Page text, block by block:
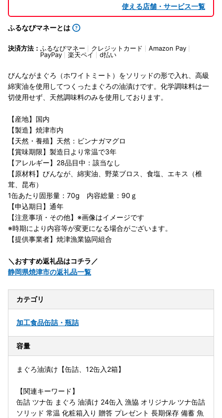
使える店舗・サービス一覧
ふるなびマネーとは
決済方法： ふるなびマネー クレジットカード
Amazon Pay
PayPay
楽天ペイ d払い
びんながまぐろ（ホワイトミート）をソリッドの形で入れ、高級
綿実油を使用してつくったまぐろの油漬けです。化学調味料は一
切使用せず、天然調味料のみを使用しております。
【産地】国内
【製造】焼津市内
【天然・養殖】天然：ビンナガマグロ
【賞味期限】製造日より常温で3年
【アレルギー】28品目中：該当なし
【原材料】びんなが、綿実油、野菜ブロス、食塩、エキス（椎
茸、昆布）
1缶あたり固形量：70g 内容総量：90ｇ
【申込期日】通年
【注意事項・その他】※画像はイメージです
※時期により内容等が変更になる場合がございます。
【提供事業者】焼津漁業協同組合
＼おすすめ返礼品はコチラ／
静岡県焼津市の返礼品一覧
カテゴリ
加工食品缶詰・瓶詰
容量
まぐろ油漬け【缶詰、12缶入2箱】
【関連キーワード】
缶詰 ツナ缶 まぐろ 油漬け 24缶入 漁協 オリジナル ツナ缶詰
ソリッド 常温 化粧箱入り 贈答 プレゼント 長期保存 備蓄 魚